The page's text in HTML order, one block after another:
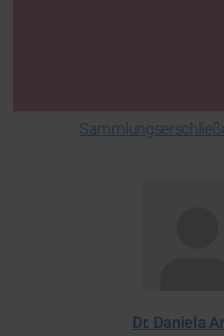
Dr. Daniela